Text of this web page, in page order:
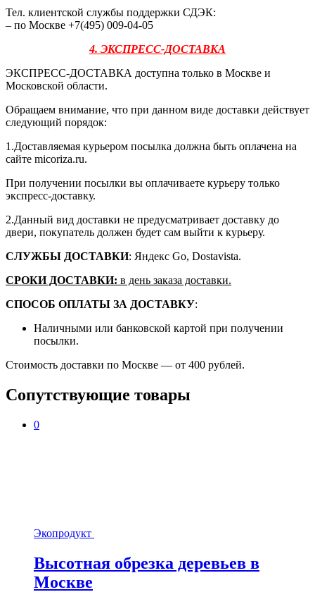
Тел. клиентской службы поддержки СДЭК:
– по Москве +7(495) 009-04-05
4. ЭКСПРЕСС-ДОСТАВКА
ЭКСПРЕСС-ДОСТАВКА доступна только в Москве и
Московской области.
Обращаем внимание, что при данном виде доставки действует
следующий порядок:
1.Доставляемая курьером посылка должна быть оплачена на
сайте micoriza.ru.
При получении посылки вы оплачиваете курьеру только
экспресс-доставку.
2.Данный вид доставки не предусматривает доставку до
двери, покупатель должен будет сам выйти к курьеру.
СЛУЖБЫ ДОСТАВКИ: Яндекс Go, Dostavista.
СРОКИ ДОСТАВКИ: в день заказа доставки.
СПОСОБ ОПЛАТЫ ЗА ДОСТАВКУ:
Наличными или банковской картой при получении
посылки.
Стоимость доставки по Москве — от 400 рублей.
Сопутствующие товары
0
Экопродукт
Высотная обрезка деревьев в
Москве